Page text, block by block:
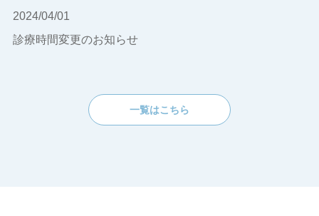
2024/04/01
診療時間変更のお知らせ
一覧はこちら